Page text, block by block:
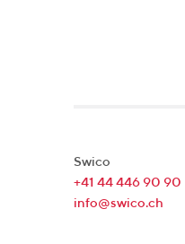
Swico
+41 44 446 90 90
info@swico.ch